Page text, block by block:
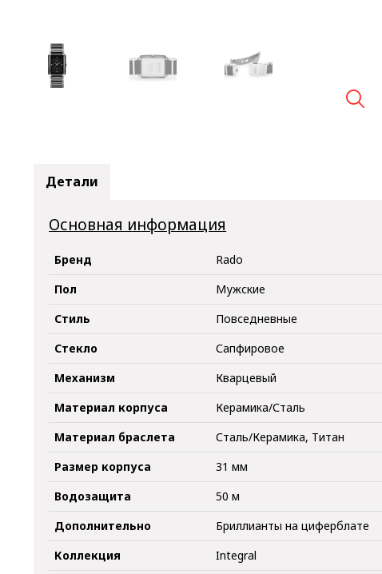
Детали
Основная информация
Бренд
Rado
Пол
Мужские
Стиль
Повседневные
Стекло
Сапфировое
Механизм
Кварцевый
Материал корпуса
Керамика/Сталь
Материал браслета
Сталь/Керамика, Титан
Размер корпуса
31 мм
Водозащита
50 м
Дополнительно
Бриллианты на циферблате
Коллекция
Integral